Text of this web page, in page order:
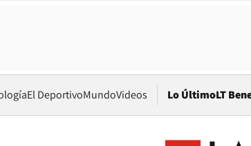
El DeportivoMundoVideos Lo ÚltimoLT